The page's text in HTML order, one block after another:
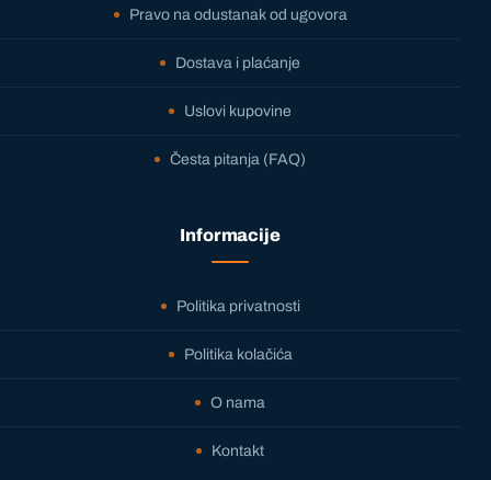
Pravo na odustanak od ugovora
Dostava i plaćanje
Uslovi kupovine
Česta pitanja (FAQ)
Informacije
Politika privatnosti
Politika kolačića
O nama
Kontakt